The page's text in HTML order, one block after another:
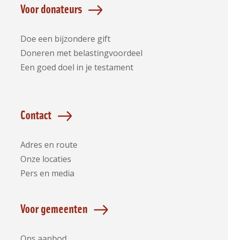
Voor donateurs
Doe een bijzondere gift
Doneren met belastingvoordeel
Een goed doel in je testament
Contact
Adres en route
Onze locaties
Pers en media
Voor gemeenten